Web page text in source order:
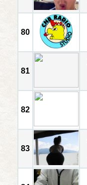
80
81
82
83